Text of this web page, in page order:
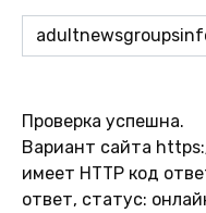
Проверка успешна.
Вариант сайта
имеет HTTP код
ответ, статус: